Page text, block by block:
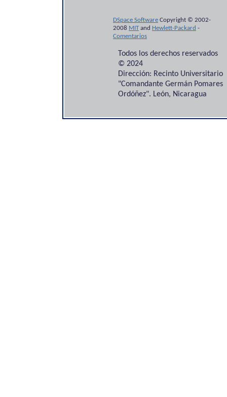
DSpace Software Copyright © 2002-
2008 MITand Hewlett-Packard -
Comentarios
Todos los derechos reservados
© 2024
Dirección: Recinto Universitario
"Comandante Germán Pomares
Ordóñez". León, Nicaragua